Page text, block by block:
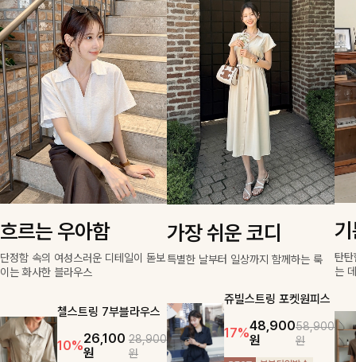
흐르는 우아함
단정함 속의 여성스러운 디테일이 돋보
이는 화사한 블라우스
첼스트링 7부블라우스
10%26,100
원
28,900
원
가장 쉬운 코디
특별한 날부터 일상까지 함께하는 룩
쥬빌스트링 포켓원피스
17%48,900
원
58,900
원
탄
는